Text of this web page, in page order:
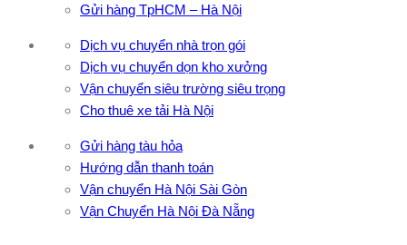
Gửi hàng TpHCM – Hà Nội
Dịch vụ chuyển nhà trọn gói
Dịch vụ chuyển dọn kho xưởng
Vận chuyển siêu trường siêu trọng
Cho thuê xe tải Hà Nội
Gửi hàng tàu hỏa
Hướng dẫn thanh toán
Vận chuyển Hà Nội Sài Gòn
Vận Chuyển Hà Nội Đà Nẵng